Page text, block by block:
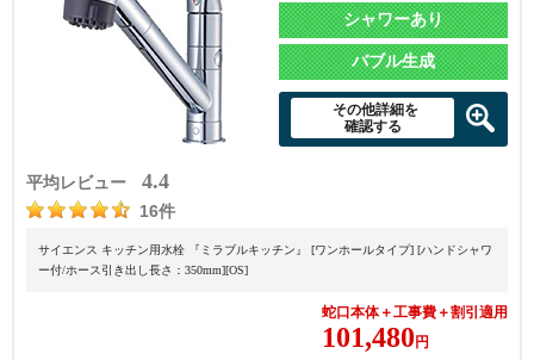
平均レビュー 4.4
16件
シャワーあり
バブル生成
その他詳細を
確認する
サイエンス キッチン用水栓 『ミラブルキッチン』 [ワンホールタイプ] [ハンドシャワ
ー付/ホース引き出し長さ：350mm][OS]
蛇口本体＋工事費＋割引適用
101,480 円